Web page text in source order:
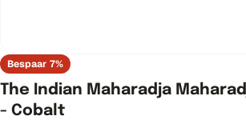
Bespaar 7%
The Indian Maharadja
- Cobalt